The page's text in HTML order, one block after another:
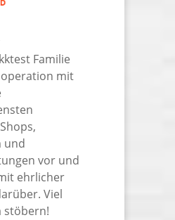
Familie
mit
und
vor und
ehrlicher
Viel
stöbern!